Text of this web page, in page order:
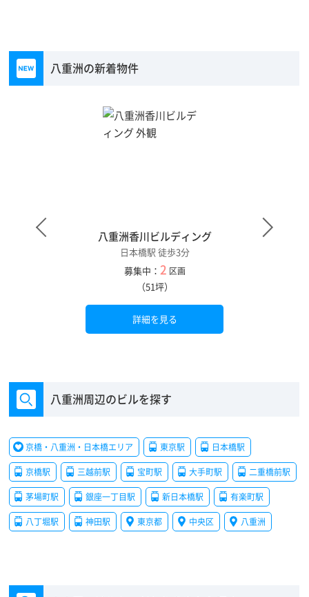
八重洲の新着物件
八重洲香川ビルディング
日本橋駅 徒歩3分
募集中： 2 区画
（51坪）
詳細を見る
八重洲周辺のビルを探す
京橋・八重洲・日本橋エリア 東京駅 日本橋駅
京橋駅 三越前駅 宝町駅 大手町駅 二重橋前駅
茅場町駅 銀座一丁目駅 新日本橋駅 有楽町駅
八丁堀駅 神田駅 東京都 中央区 八重洲